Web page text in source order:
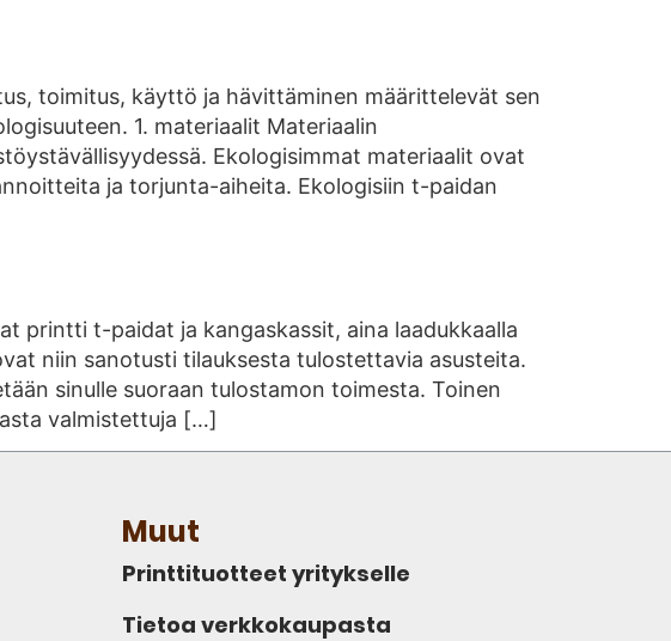
toimitus, käyttö ja hävittäminen määrittelevät sen
1. materiaalit Materiaalin
Ekologisimmat materiaalit ovat
ja torjunta-aiheita. Ekologisiin t-paidan
printti t-paidat ja kangaskassit, aina laadukkaalla
niin sanotusti tilauksesta tulostettavia asusteita.
sinulle suoraan tulostamon toimesta. Toinen
valmistettuja […]
Muut
Printtituotteet yritykselle
Tietoa verkkokaupasta